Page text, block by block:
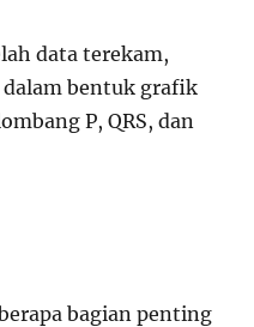
data terekam,
dalam bentuk grafik
P, QRS, dan
bagian penting